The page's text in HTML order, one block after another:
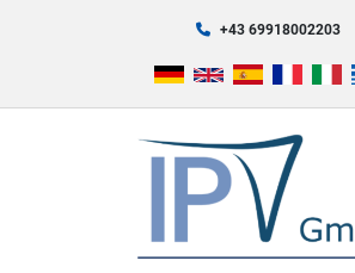
+43 69918002203